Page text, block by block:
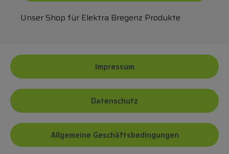
Unser Shop für Elektra Bregenz Produkte
Impressum
Datenschutz
Allgemeine Geschäftsbedingungen